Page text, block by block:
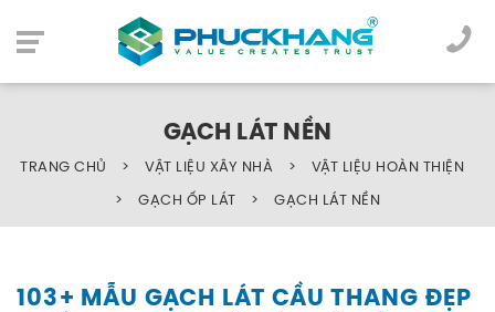
GẠCH LÁT NỀN
TRANG CHỦ > VẬT LIỆU XÂY NHÀ >
VẬT LIỆU HOÀN THIỆN
>
GẠCH ỐP LÁT > GẠCH LÁT NỀN
103+ MẪU GẠCH LÁT CẦU THANG ĐẸP